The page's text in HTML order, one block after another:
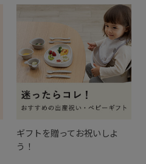
ギフトを贈ってお祝いしよ
う！